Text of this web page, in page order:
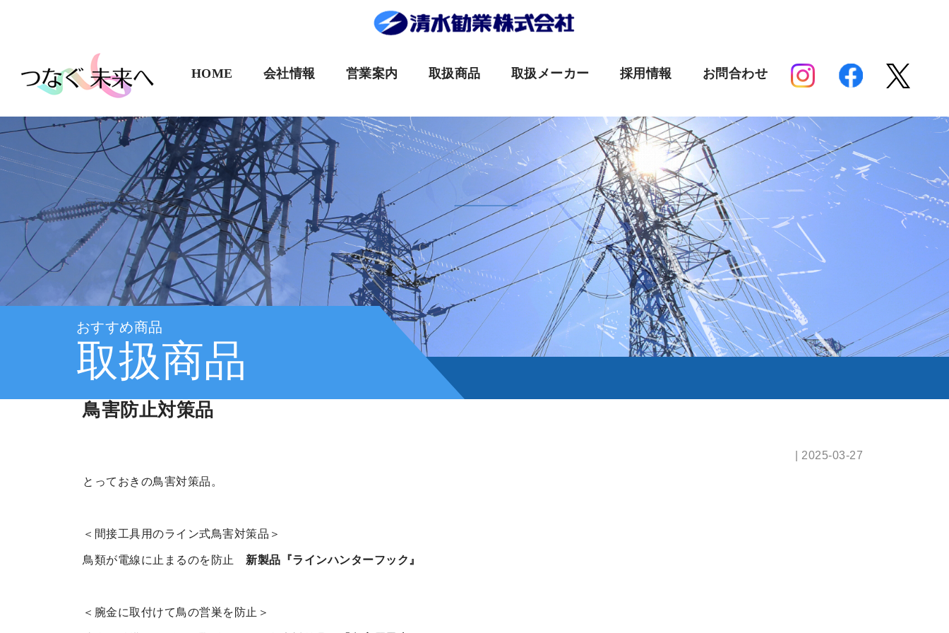
HOME 会社情報 営業案内 取扱商品 取扱メーカー 採用情報 お問合わせ
おすすめ商品
取扱商品
鳥害防止対策品
| 2025-03-27
とっておきの鳥害対策品。
＜間接工具用のライン式鳥害対策品＞
鳥類が電線に止まるのを防止 新製品『ラインハンターフック』
＜腕金に取付けて鳥の営巣を防止＞